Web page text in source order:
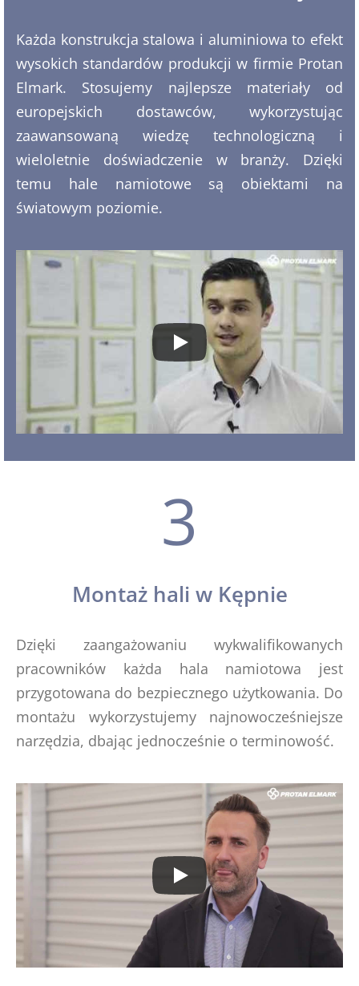
Każda konstrukcja stalowa i aluminiowa to efekt
wysokich standardów produkcji w firmie Protan
Elmark. Stosujemy najlepsze materiały od
europejskich dostawców, wykorzystując
zaawansowaną wiedzę technologiczną i
wieloletnie doświadczenie w branży. Dzięki
temu hale namiotowe są obiektami na
światowym poziomie.
3
Montaż hali w Kępnie
Dzięki zaangażowaniu wykwalifikowanych
pracowników każda hala namiotowa jest
przygotowana do bezpiecznego użytkowania. Do
montażu wykorzystujemy najnowocześniejsze
narzędzia, dbając jednocześnie o terminowość.